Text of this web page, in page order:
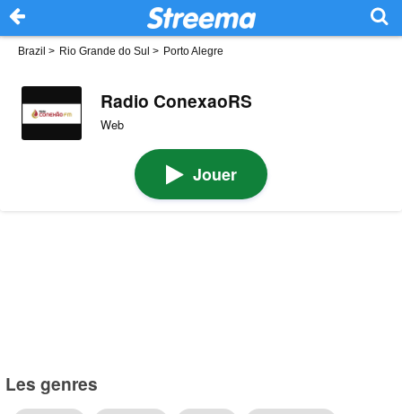
Brazil > Rio Grande do Sul > Porto Alegre
Radio ConexaoRS
Web
Jouer
Les genres